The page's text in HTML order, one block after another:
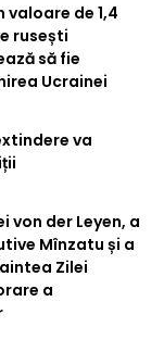
valoare de 1,4
rusești
să fie
Ucrainei
va
von der Leyen, a
Mînzatu și a
Zilei
a